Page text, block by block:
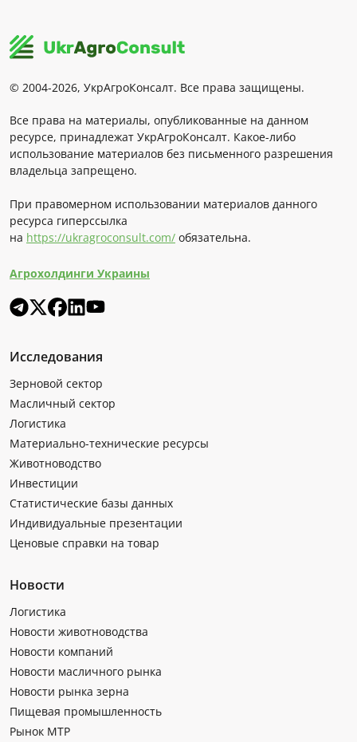
© 2004-2026, УкрАгроКонсалт. Все права защищены.
Все права на материалы, опубликованные на данном
ресурсе, принадлежат УкрАгроКонсалт. Какое-либо
использование материалов без письменного разрешения
владельца запрещено.
При правомерном использовании материалов данного
ресурса гиперссылка
на https://ukragroconsult.com/ обязательна.
Агрохолдинги Украины
Исследования
Зерновой сектор
Масличный сектор
Логистика
Материально-технические ресурсы
Животноводство
Инвестиции
Статистические базы данных
Индивидуальные презентации
Ценовые справки на товар
Новости
Логистика
Новости животноводства
Новости компаний
Новости масличного рынка
Новости рынка зерна
Пищевая промышленность
Рынок МТР